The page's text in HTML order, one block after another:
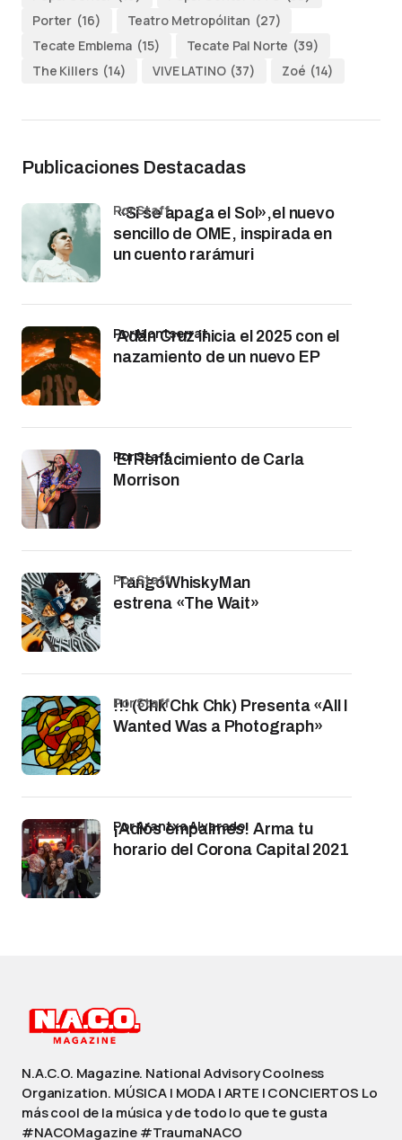
Porter (16) Teatro Metropólitan (27)
Tecate Emblema (15) Tecate Pal Norte (39)
The Killers (14) VIVE LATINO (37) Zoé (14)
Publicaciones Destacadas
«Si se apaga el Sol»,el nuevo
sencillo de OME, inspirada en
un cuento rarámuri
por Staff
Adán Cruz inicia el 2025 con el
nazamiento de un nuevo EP
por Montserrat
El Renacimiento de Carla
Morrison
por Staff
TangoWhiskyMan
estrena «The Wait»
por Staff
!!! (Chk Chk Chk) Presenta «All I
Wanted Was a Photograph»
por Staff
¡Adiós empalmes! Arma tu
horario del Corona Capital 2021
por Arantxa Alvarado
N.A.C.O. Magazine. National Advisory Coolness
Organization. MÚSICA | MODA | ARTE | CONCIERTOS Lo
más cool de la música y de todo lo que te gusta
#NACOMagazine #TraumaNACO